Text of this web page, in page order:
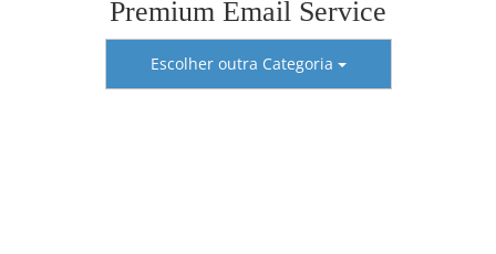
Premium Email Service
Escolher outra Categoria